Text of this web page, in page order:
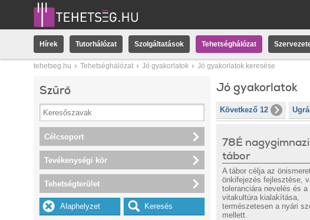
Hírek Tutorhálózat Szolgáltatások Tehetséghálózat
tehetseg.hu Tehetséghálózat Jó gyakorlatok Jó gyakorlatok keresése
Jó gyakorlatok
Következő 12
78É
tábor
A tábor célja az
önkifejezés fejlesztése,
toleranciára nevelés és a
vitakultúra kialakítása,
természetesen a nyári
mellett.
Szűrő
Célcsoport
Tevékenységi kör
Tehetségterület